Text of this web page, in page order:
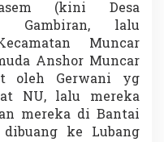
(kini Desa
Gambiran, lalu
Muncar
Anshor Muncar
oleh Gerwani yg
NU, lalu mereka
mereka di Bantai
ke Lubang